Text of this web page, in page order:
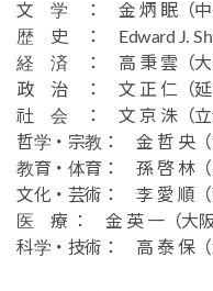
文 学 ： 金 炳 眠（中
歴 史 ： Edward J.
経 済 ： 高 秉 雲（大
政 治 ： 文 正 仁（延
社 会 ： 文 京 洙（立
哲学・宗教： 金 哲 央（
教育・体育： 孫 啓 林（
文化・芸術： 李 愛 順（
医 療 ： 金 英 一（大阪
科学・技術： 高 泰 保（